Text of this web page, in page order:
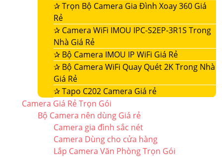
✰Trọn Bộ Camera Gia Đình Xoay 360 Giá
Rẻ
✰ Camera WiFi IMOU IPC-S2EP-3R1S Trong
Nhà Giá Rẻ
✰ Bộ Camera IMOU IP WiFi Giá Rẻ
✰ Bộ Camera WiFi Quay Quét 2K Trong Nhà
Giá Rẻ
✰Tapo C202 Camera Giá rẻ
Camera Giá Rẻ Trọn Gói
Bộ Camera nên dùng Giá rẻ
Camera gia đình sắc nét
Camera Dùng cho cửa hàng
Lắp Camera Văn Phòng Trọn Gói